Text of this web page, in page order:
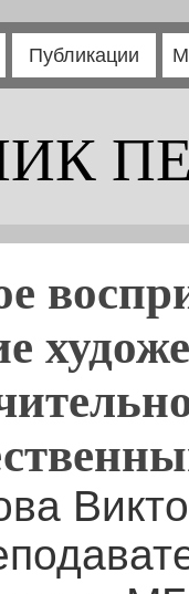
Публикации